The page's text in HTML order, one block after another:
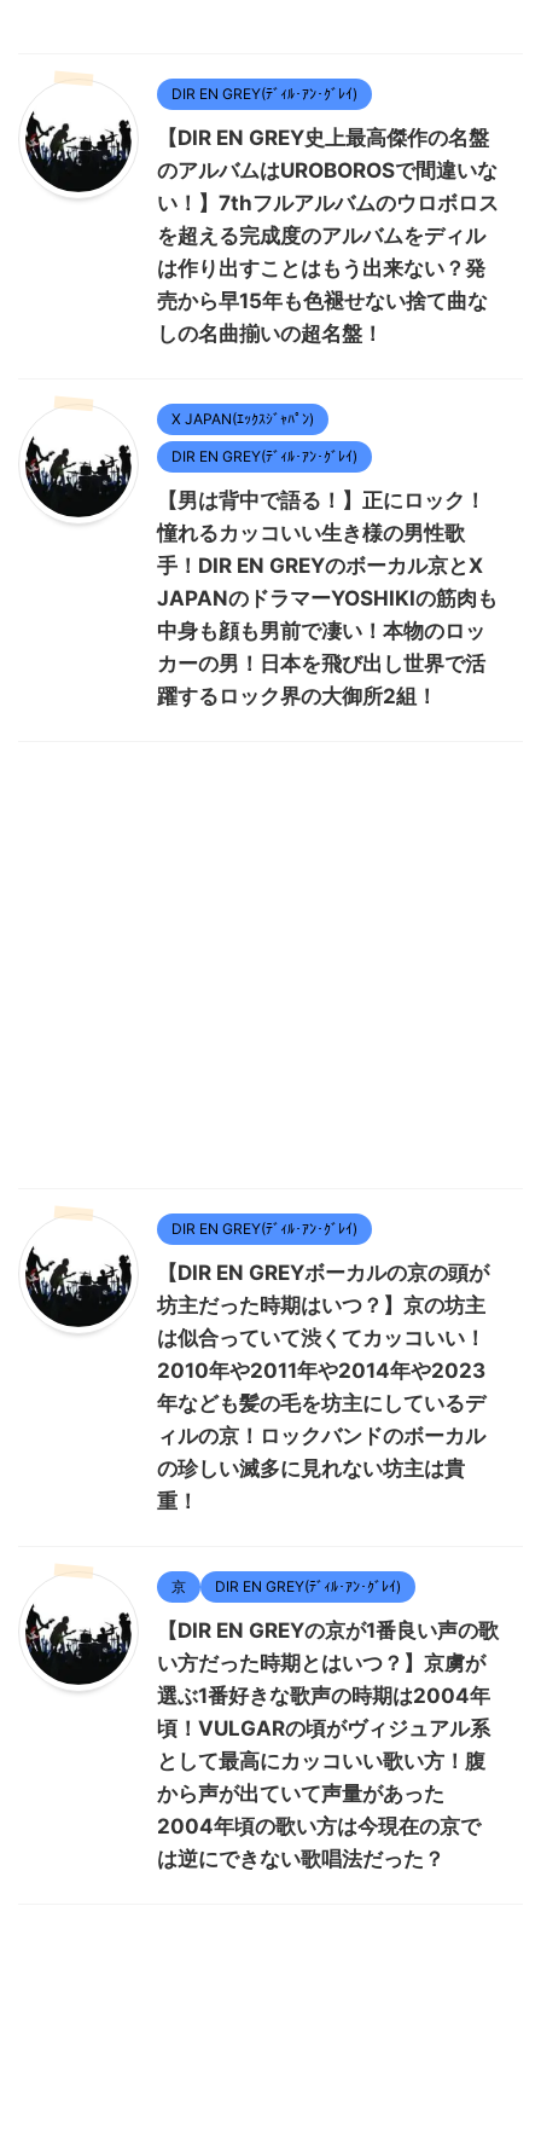
DIR EN GREY(ﾃﾞｨﾙ･ｱﾝ･ｸﾞﾚｲ)
【DIR EN GREY史上最高傑作の名盤
のアルバムはUROBOROSで間違いな
い！】7thフルアルバムのウロボロス
を超える完成度のアルバムをディル
は作り出すことはもう出来ない？発
売から早15年も色褪せない捨て曲な
しの名曲揃いの超名盤！
X JAPAN(ｴｯｸｽｼﾞｬﾊﾟﾝ)
DIR EN GREY(ﾃﾞｨﾙ･ｱﾝ･ｸﾞﾚｲ)
【男は背中で語る！】正にロック！
憧れるカッコいい生き様の男性歌
手！DIR EN GREYのボーカル京とX
JAPANのドラマーYOSHIKIの筋肉も
中身も顔も男前で凄い！本物のロッ
カーの男！日本を飛び出し世界で活
躍するロック界の大御所2組！
DIR EN GREY(ﾃﾞｨﾙ･ｱﾝ･ｸﾞﾚｲ)
【DIR EN GREYボーカルの京の頭が
坊主だった時期はいつ？】京の坊主
は似合っていて渋くてカッコいい！
2010年や2011年や2014年や2023
年なども髪の毛を坊主にしているデ
ィルの京！ロックバンドのボーカル
の珍しい滅多に見れない坊主は貴
重！
京 DIR EN GREY(ﾃﾞｨﾙ･ｱﾝ･ｸﾞﾚｲ)
【DIR EN GREYの京が1番良い声の歌
い方だった時期とはいつ？】京虜が
選ぶ1番好きな歌声の時期は2004年
頃！VULGARの頃がヴィジュアル系
として最高にカッコいい歌い方！腹
から声が出ていて声量があった
2004年頃の歌い方は今現在の京で
は逆にできない歌唱法だった？